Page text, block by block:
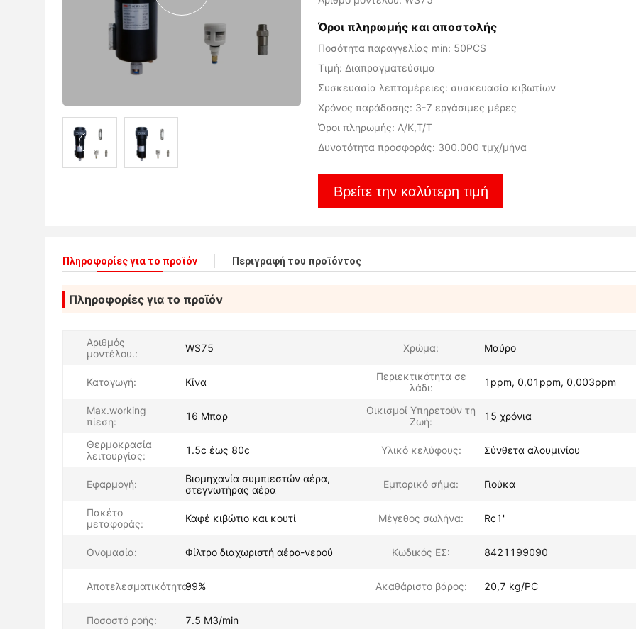
Όροι πληρωμής και αποστολής
Ποσότητα παραγγελίας min: 50PCS
Τιμή: Διαπραγματεύσιμα
Συσκευασία λεπτομέρειες: συσκευασία κιβωτίων
Χρόνος παράδοσης: 3-7 εργάσιμες μέρες
Όροι πληρωμής: Λ/Κ,Τ/Τ
Δυνατότητα προσφοράς: 300.000 τμχ/μήνα
Βρείτε την καλύτερη τιμή
Πληροφορίες για το προϊόν Περιγραφή του προϊόντος
Πληροφορίες για το προϊόν
Αριθμός
μοντέλου.:
WS75 Χρώμα: Μαύρο
Καταγωγή: Κίνα
Περιεκτικότητα σε
λάδι:
1ppm, 0,01ppm, 0,003ppm
Max.working
πίεση:
16 Μπαρ
Οικισμοί Υπηρετούν τη
Ζωή:
15 χρόνια
Θερμοκρασία
λειτουργίας:
1.5c έως 80c Υλικό κελύφους: Σύνθετα αλουμινίου
Εφαρμογή:
Βιομηχανία συμπιεστών αέρα,
στεγνωτήρας αέρα
Εμπορικό σήμα: Γιούκα
Πακέτο
μεταφοράς:
Καφέ κιβώτιο και κουτί Μέγεθος σωλήνα: Rc1'
Ονομασία: Φίλτρο διαχωριστή αέρα-νερού Κωδικός ΕΣ: 8421199090
Αποτελεσματικότητα:99% Ακαθάριστο βάρος: 20,7 kg/PC
Ποσοστό ροής: 7.5 M3/min